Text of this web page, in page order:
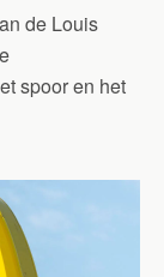
de Louis
spoor en het